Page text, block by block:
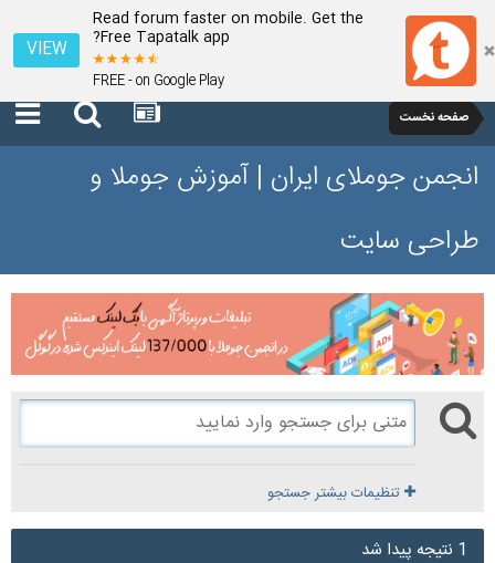
Read forum faster on mobile. Get the
Free Tapatalk app?
FREE - on Google Play
VIEW
صفحه نخست
انجمن جوملای ایران | آموزش جوملا و
طراحی سایت
تنظیمات بیشتر جستجو
1 نتیجه پیدا شد